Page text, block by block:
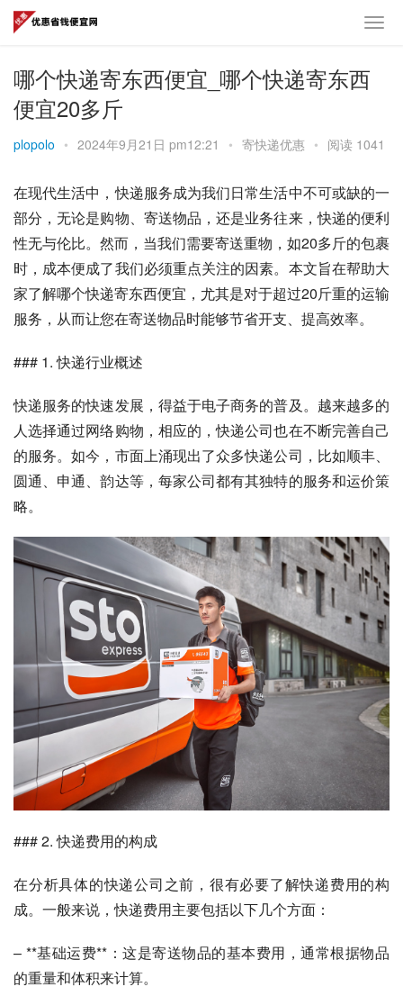
哪个快递寄东西便宜_哪个快递寄东西
便宜20多斤
plopolo • 2024年9月21日 pm12:21 • 寄快递优惠 • 阅读 1041
在现代生活中，快递服务成为我们日常生活中不可或缺的一
部分，无论是购物、寄送物品，还是业务往来，快递的便利
性无与伦比。然而，当我们需要寄送重物，如20多斤的包裹
时，成本便成了我们必须重点关注的因素。本文旨在帮助大
家了解哪个快递寄东西便宜，尤其是对于超过20斤重的运输
服务，从而让您在寄送物品时能够节省开支、提高效率。
### 1. 快递行业概述
快递服务的快速发展，得益于电子商务的普及。越来越多的
人选择通过网络购物，相应的，快递公司也在不断完善自己
的服务。如今，市面上涌现出了众多快递公司，比如顺丰、
圆通、申通、韵达等，每家公司都有其独特的服务和运价策
略。
### 2. 快递费用的构成
在分析具体的快递公司之前，很有必要了解快递费用的构
成。一般来说，快递费用主要包括以下几个方面：
– **基础运费**：这是寄送物品的基本费用，通常根据物品
的重量和体积来计算。